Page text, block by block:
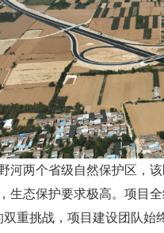
河两个省级自然保护区，
生态保护要求极高。项目
重挑战，项目建设团队